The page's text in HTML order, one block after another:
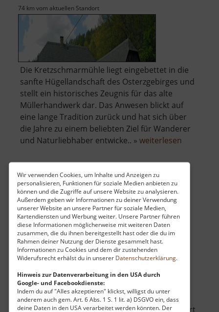
Wir verwenden Cookies, um Inhalte und Anzeigen zu
personalisieren, Funktionen für soziale Medien anbieten zu
können und die Zugriffe auf unsere Website zu analysieren.
Außerdem geben wir Informationen zu deiner Verwendung
unserer Website an unsere Partner für soziale Medien,
Kartendiensten und Werbung weiter. Unsere Partner führen
diese Informationen möglicherweise mit weiteren Daten
zusammen, die du ihnen bereitgestellt hast oder die du im
Rahmen deiner Nutzung der Dienste gesammelt hast.
Informationen zu Cookies und dem dir zustehenden
Widerufsrecht erhälst du in unserer Datenschutzerklärung.
Hinweis zur Datenverarbeitung in den USA durch
Google- und Facebookdienste:
Indem du auf "Alles akzeptieren" klickst, willigst du unter
anderem auch gem. Art. 6 Abs. 1 S. 1 lit. a) DSGVO ein, dass
deine Daten in den USA verarbeitet werden könnten. Der
74 km vom aktuellen Standort
Die Kretzschmarmühle liegt eingebettet in die
sanfte Hügellandschaft des Osterzgebirges und
stellt ein historisches Zeugnis für das alte
Müllerhandwerk dar. Das Anwesen blickt auf
eine lange Tradition zurück und hat sich über
die Jahre zu einem beliebten Ziel für Wanderer
und Naturliebhaber entwicke.. » weiterlesen
Mühle
Mühle Bienhof
Osterzgebirge
71 km vom aktuellen Standort
Die Mühle Bienhof liegt als malerisches
Gasthaus versteckt im tiefen Grün des
Mordgrundes im Osterzgebirge. Wer diesen Ort